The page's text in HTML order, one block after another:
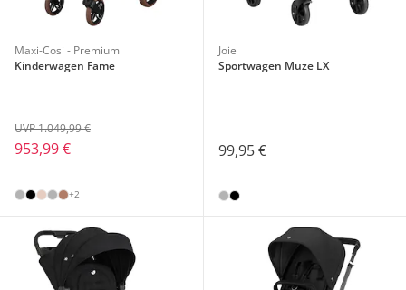
Maxi-Cosi - Premium
Kinderwagen Fame
953,99 €
UVP 1.049,99 €
+2
Joie
Sportwagen Muze LX
99,95 €